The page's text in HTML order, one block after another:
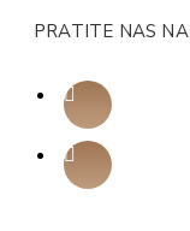
PRATITE NAS